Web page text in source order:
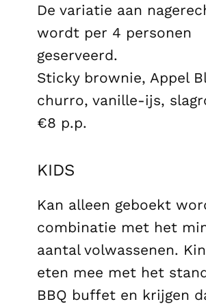
De variatie aan
wordt per 4 personen
geserveerd.
Sticky brownie, Appel
churro, vanille-ijs,
€8 p.p.
KIDS
Kan alleen geboekt
combinatie met het
aantal volwassenen.
eten mee met het
BBQ buffet en krijgen